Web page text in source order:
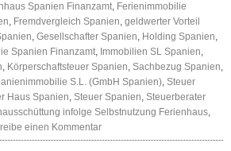
Spanien Finanzamt, Ferienimmobilie
, Fremdvergleich Spanien, geldwerter Vorteil
, Gesellschafter Spanien, Holding Spanien,
Spanien Finanzamt, Immobilien SL Spanien,
, Körperschaftsteuer Spanien, Sachbezug Spanien,
S.L. (GmbH Spanien), Steuer
Haus Spanien, Steuer Spanien, Steuerberater
infolge Selbstnutzung Ferienhaus,
einen Kommentar